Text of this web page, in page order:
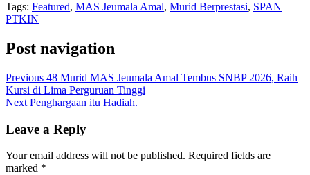
Tags: Featured, MAS Jeumala Amal, Murid Berprestasi, SPAN
PTKIN
Post navigation
Previous 48 Murid MAS Jeumala Amal Tembus SNBP 2026, Raih
Kursi di Lima Perguruan Tinggi
Next Penghargaan itu Hadiah.
Leave a Reply
Your email address will not be published. Required fields are
marked *